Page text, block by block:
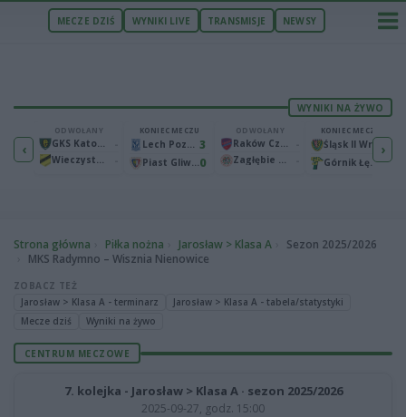
MECZE DZIŚ WYNIKI LIVE TRANSMISJE NEWSY
WYNIKI NA ŻYWO
‹
Warta Poznań 2
ODWOŁANY
GKS Katowice
Wieczysta Kraków
KONIEC MECZU
Lech Poznań 3
Piast Gliwice0
ODWOŁANY
Raków Częstochowa
Zagłębie Lubin
KONIEC MECZU
2
Górnik Łęczna 0
›
Strona główna Piłka nożna Jarosław > Klasa A
Sezon 2025/2026
MKS Radymno – Wisznia Nienowice
ZOBACZ TEŻ
Jarosław > Klasa A - terminarz
Jarosław > Klasa A - tabela/statystyki
Mecze dziś
Wyniki na żywo
CENTRUM MECZOWE
7. kolejka - Jarosław > Klasa A · sezon 2025/2026
2025-09-27, godz. 15:00